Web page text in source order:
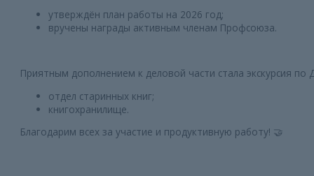
утверждён план работы на 2026 год;
вручены награды активным членам Профсоюза.
Приятным дополнением к деловой части стала экскурсия по
отдел старинных книг;
книгохранилище.
Благодарим всех за участие и продуктивную работу! 🤝